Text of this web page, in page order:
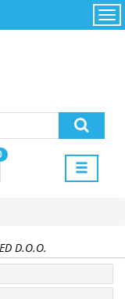
Početna
i
D.O.O.